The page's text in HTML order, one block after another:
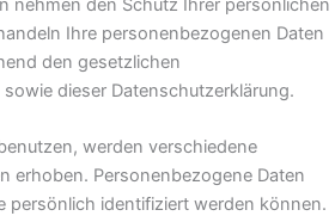
Ihre personenbezogenen Daten
den gesetzlichen
dieser Datenschutzerklärung.
werden verschiedene
erhoben. Personenbezogene Daten
persönlich identifiziert werden können.